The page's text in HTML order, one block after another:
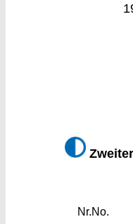
Nr.No.